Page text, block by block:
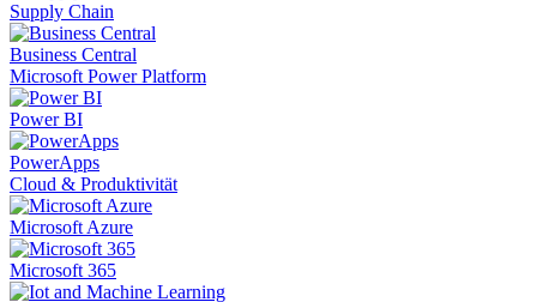
Supply Chain
Business Central
Microsoft Power Platform
Power BI
PowerApps
Cloud & Produktivität
Microsoft Azure
Microsoft 365